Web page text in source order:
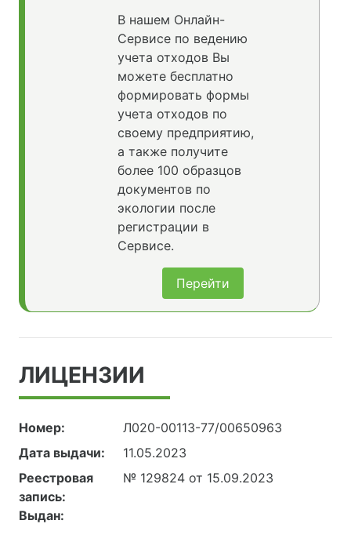
В нашем Онлайн-
Сервисе по ведению
учета отходов Вы
можете бесплатно
формировать формы
учета отходов по
своему предприятию,
а также получите
более 100 образцов
документов по
экологии после
регистрации в
Сервисе.
Перейти
ЛИЦЕНЗИИ
Номер:
Л020-00113-77/00650963
Дата выдачи:
11.05.2023
Реестровая
запись:
№ 129824 от 15.09.2023
Выдан: